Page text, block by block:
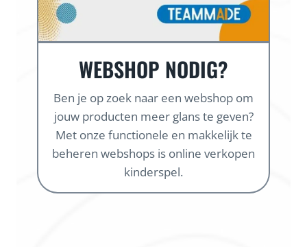
WEBSHOP NODIG?
Ben je op zoek naar een webshop om
jouw producten meer glans te geven?
Met onze functionele en makkelijk te
beheren webshops is online verkopen
kinderspel.